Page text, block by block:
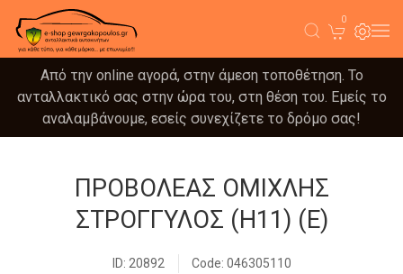
0
Από την online αγορά, στην άμεση τοποθέτηση. Το
ανταλλακτικό σας στην ώρα του, στη θέση του. Εμείς το
αναλαμβάνουμε, εσείς συνεχίζετε το δρόμο σας!
ΠΡΟΒΟΛΕΑΣ ΟΜΙΧΛΗΣ
ΣΤΡΟΓΓΥΛΟΣ (Η11) (E)
ID: 20892 Code: 046305110